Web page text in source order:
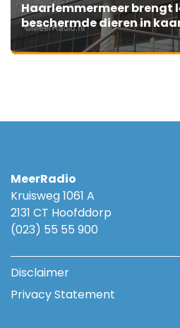
Haarlemmermeer brengt
beschermde dieren in
MeerRadio
Kruisweg 1061 A
2131 CT Hoofddorp
(023) 55 55 900
Disclaimer
Privacy Statement